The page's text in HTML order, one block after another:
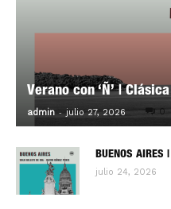
Verano con ‘Ñ’ | Clásica
admin - julio 27, 2026 0
BUENOS
julio 24, 2026